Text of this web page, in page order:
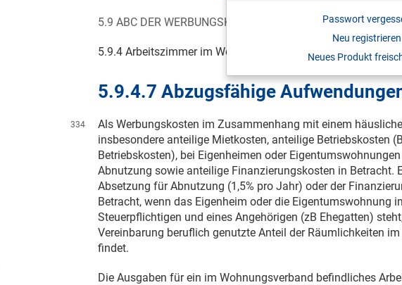
Passwort
Neu registrieren
Neues Produkt
5.9 ABC DER WERBUNGSKOSTEN
5.9.4 Arbeitszimmer im Wohnungsverband
5.9.4.7 Abzugsfähige
334
Als Werbungskosten im Zusammenhang mit einem
insbesondere anteilige Mietkosten, anteilige Betriebskosten
Betriebskosten), bei Eigenheimen oder
Abnutzung sowie anteilige Finanzierungskosten in Betracht.
Absetzung für Abnutzung (1,5% pro Jahr) oder der
Betracht, wenn das Eigenheim oder die Eigentumswohnung
Steuerpflichtigen und eines Angehörigen (zB Ehegatten)
Vereinbarung beruflich genutzte Anteil der Räumlichkeiten
findet.
Die Ausgaben für ein im Wohnungsverband befindliches